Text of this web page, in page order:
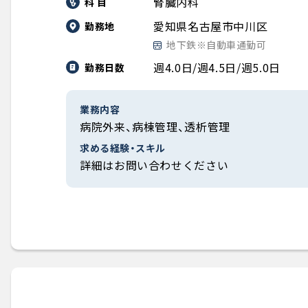
勤務地 愛知県名古屋市中川区
地下鉄※自動車通勤可
勤務日数
週4.0日/週4.5日/週5.0日
業務内容
病院外来、病棟管理、透析管理
求める経験・スキル
詳細はお問い合わせください